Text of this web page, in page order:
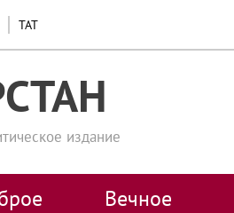
ТАТ
издание
Вечное